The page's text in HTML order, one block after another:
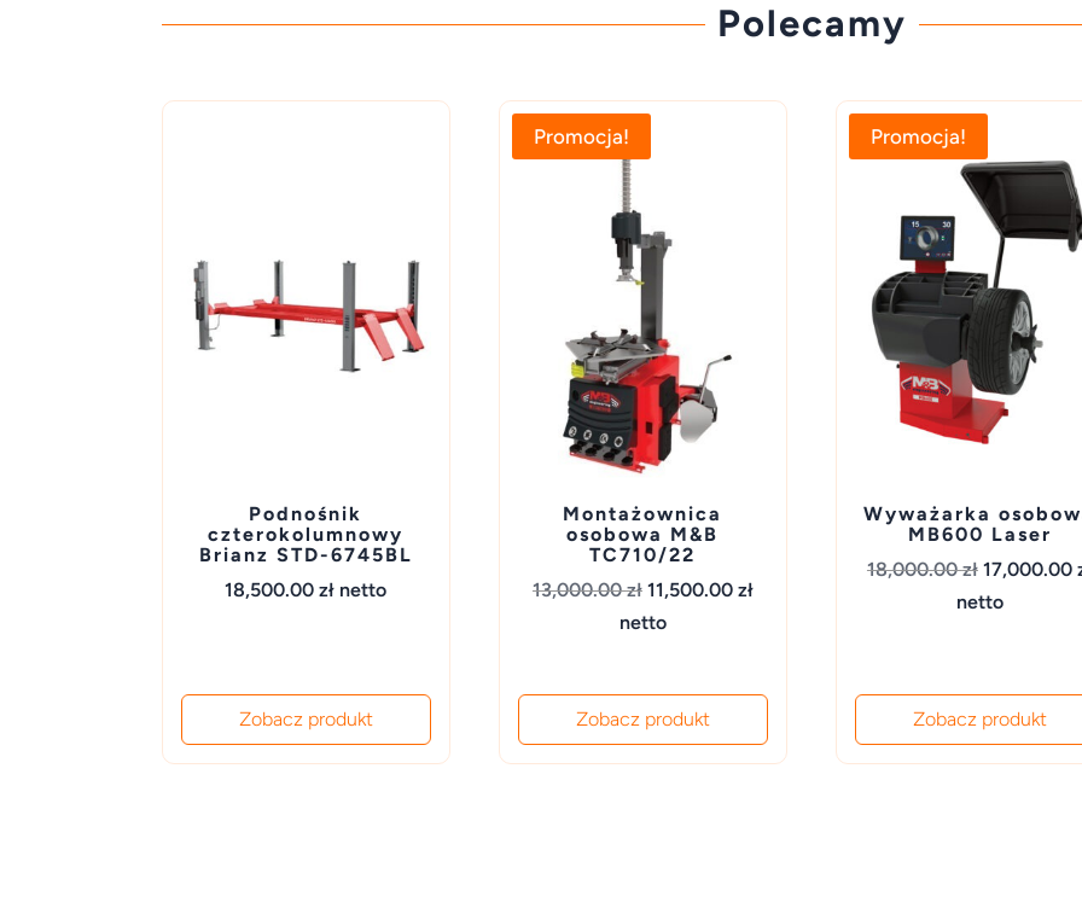
Polecamy
Podnośnik
czterokolumnowy
Brianz STD-6745BL
18,500.00zł netto
Zobacz produkt
Promocja!
Montażownica
osobowa M&B
TC710/22
13,000.00zł Pierwotna
cena
11,500.00 złAktualna
netto
Zobacz produkt
Promocja!
Wyważarka
MB600 Laser
18,000.00zł Pierwotna
cena
17,000.00
netto
Zobacz produkt